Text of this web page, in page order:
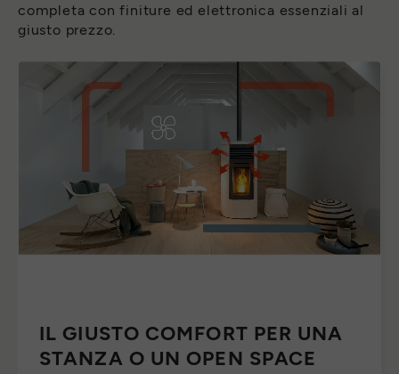
completa con finiture ed elettronica essenziali al
giusto prezzo.
IL GIUSTO COMFORT PER UNA
STANZA O UN OPEN SPACE